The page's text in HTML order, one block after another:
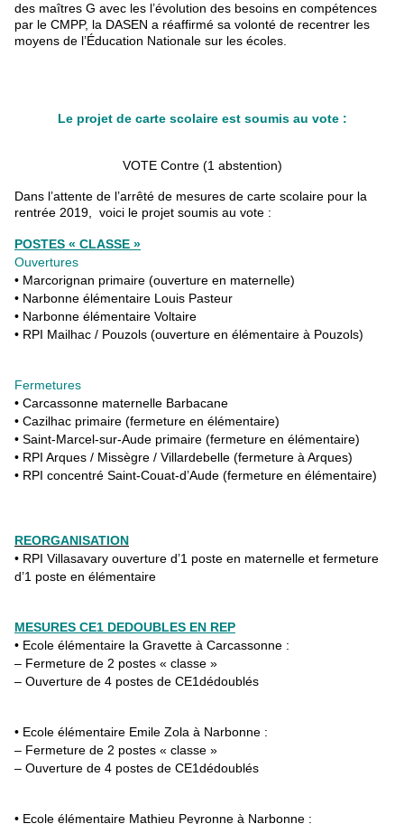
des maîtres G avec les l’évolution des besoins en compétences
par le CMPP, la DASEN a réaffirmé sa volonté de recentrer les
moyens de l’Éducation Nationale sur les écoles.
Le projet de carte scolaire est soumis au vote :
VOTE Contre (1 abstention)
Dans l’attente de l’arrêté de mesures de carte scolaire pour la
rentrée 2019, voici le projet soumis au vote :
POSTES « CLASSE »
Ouvertures
• Marcorignan primaire (ouverture en maternelle)
• Narbonne élémentaire Louis Pasteur
• Narbonne élémentaire Voltaire
• RPI Mailhac / Pouzols (ouverture en élémentaire à Pouzols)
Fermetures
• Carcassonne maternelle Barbacane
• Cazilhac primaire (fermeture en élémentaire)
• Saint-Marcel-sur-Aude primaire (fermeture en élémentaire)
• RPI Arques / Missègre / Villardebelle (fermeture à Arques)
• RPI concentré Saint-Couat-d’Aude (fermeture en élémentaire)
REORGANISATION
• RPI Villasavary ouverture d’1 poste en maternelle et fermeture
d’1 poste en élémentaire
MESURES CE1 DEDOUBLES EN REP
• Ecole élémentaire la Gravette à Carcassonne :
– Fermeture de 2 postes « classe »
– Ouverture de 4 postes de CE1dédoublés
• Ecole élémentaire Emile Zola à Narbonne :
– Fermeture de 2 postes « classe »
– Ouverture de 4 postes de CE1dédoublés
• Ecole élémentaire Mathieu Peyronne à Narbonne :